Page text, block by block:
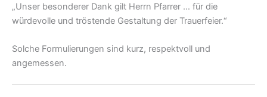
„Unser besonderer Dank gilt Herrn Pfarrer … für die
würdevolle und tröstende Gestaltung der Trauerfeier.“
Solche Formulierungen sind kurz, respektvoll und
angemessen.